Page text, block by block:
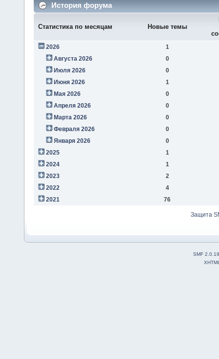
История форума
Статистика по месяцам Новые темы
2026
1
Августа 2026
0
Июля 2026
0
Июня 2026
1
Мая 2026
0
Апреля 2026
0
Марта 2026
0
Февраля 2026
0
Января 2026
0
2025
1
2024
1
2023
2
2022
4
2021
76
Защита
SMF 2.0.19